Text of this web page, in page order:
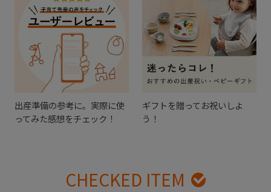
出産準備の参考に。実際に使
ってみた感想をチェック！
ギフトを贈ってお祝いしよ
う！
CHECKED ITEM